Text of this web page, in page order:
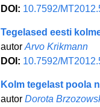
DOI: 10.7592/
Tegelased eesti
autor Arvo Krikmann
DOI: 10.7592/
Kolm tegelast poola
autor Dorota